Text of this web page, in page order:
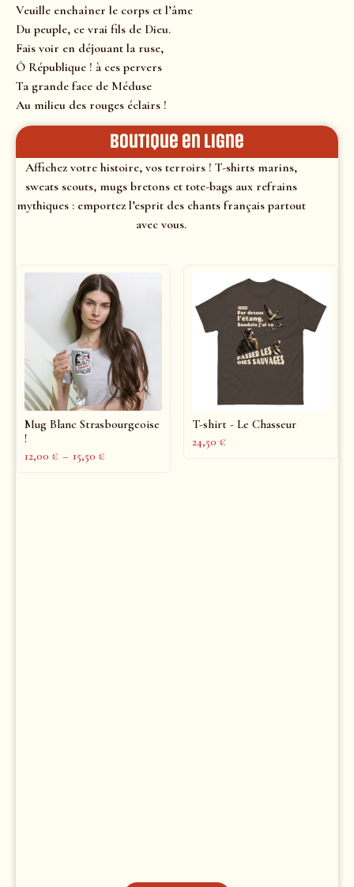
Veuille enchaîner le corps et l’âme
Du peuple, ce vrai fils de Dieu.
Fais voir en déjouant la ruse,
Ô République ! à ces pervers
Ta grande face de Méduse
Au milieu des rouges éclairs !
Boutique en ligne
Affichez votre histoire, vos terroirs ! T-shirts marins,
sweats scouts, mugs bretons et tote-bags aux refrains
mythiques : emportez l’esprit des chants français partout
avec vous.
Mug Blanc Strasbourgeoise
!
12,00 € – 15,50 €
T-shirt - Le Chasseur
24,50 €